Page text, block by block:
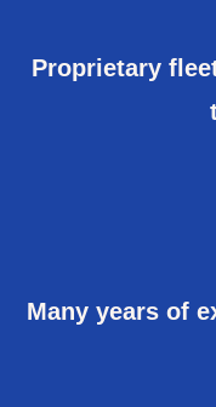
Proprietary
Many years of